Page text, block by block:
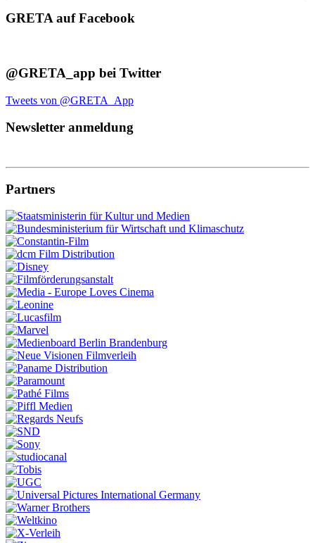
GRETA auf Facebook
@GRETA_app bei Twitter
Tweets von @GRETA_App
Newsletter anmeldung
Partners